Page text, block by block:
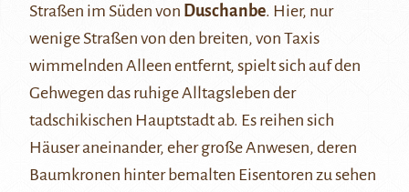
Straßen im Süden von Duschanbe. Hier, nur
wenige Straßen von den breiten, von Taxis
wimmelnden Alleen entfernt, spielt sich auf den
Gehwegen das ruhige Alltagsleben der
tadschikischen Hauptstadt ab. Es reihen sich
Häuser aneinander, eher große Anwesen, deren
Baumkronen hinter bemalten Eisentoren zu sehen